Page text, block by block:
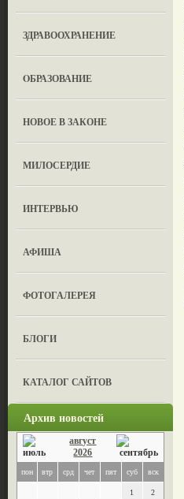
ЗДРАВООХРАНЕНИЕ
OБРАЗОВАНИЕ
НОВОЕ В ЗАКОНЕ
МИЛОСЕРДИЕ
ИНТЕРВЬЮ
АФИША
ФОТОГАЛЕРЕЯ
БЛОГИ
КАТАЛОГ САЙТОВ
Архив новостей
август
2026
пон втр срд чет пят суб вск
1 2